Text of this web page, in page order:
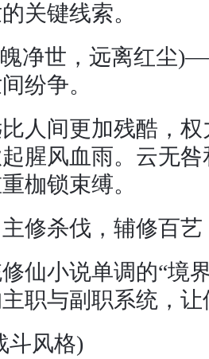
关键线索。
净世，远离红尘
纷争。
人间更加残酷，
腥风血雨。云无
枷锁束缚。
修杀伐，辅修百艺
仙小说单调的“境
职与副职系统，
斗风格)